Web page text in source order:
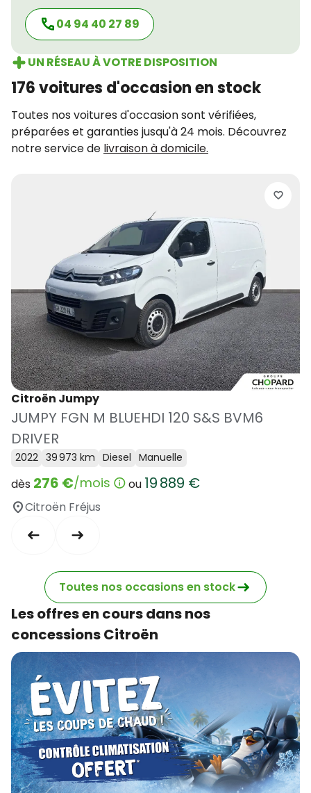
04 94 40 27 89
UN RÉSEAU À VOTRE DISPOSITION
176 voitures d'occasion en stock
Toutes nos voitures d'occasion sont vérifiées,
préparées et garanties jusqu'à 24 mois. Découvrez
notre service de livraison à domicile.
Citroën Jumpy
JUMPY FGN M BLUEHDI 120 S&S BVM6
DRIVER
2022 39 973 km Diesel Manuelle
dès 276 €/mois ou 19 889 €
Citroën Fréjus
Toutes nos occasions en stock
Les offres en cours dans nos
concessions Citroën